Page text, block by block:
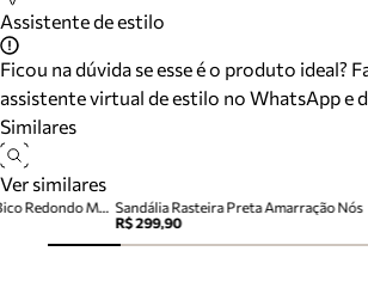
Assistente de estilo
Ficou na dúvida se esse é o produto ideal?
assistente virtual de estilo no WhatsApp e
Similares
Ver similares
Sandália Rasteira Preta Amarração Nós
R$ 299,90
Sandália Papete Preta Couro Bico Redondo Metais